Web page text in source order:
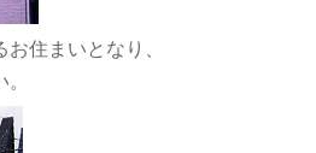
住まいとなり、